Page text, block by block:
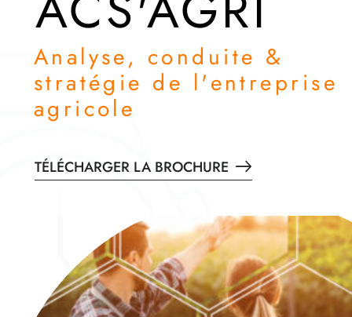
Analyse, conduite &
stratégie de l'entreprise
agricole
TÉLÉCHARGER LA BROCHURE